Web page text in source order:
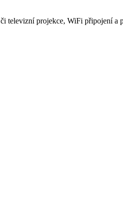
televizní projekce, WiFi připojení a